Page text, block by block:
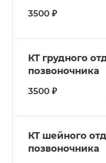
3500 ₽
КТ грудного
позвоночника
3500 ₽
КТ шейного
позвоночника